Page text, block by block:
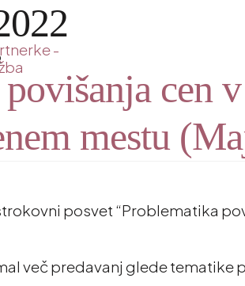
cen
mestu
posvet “Problematika
več predavanj glede tematike